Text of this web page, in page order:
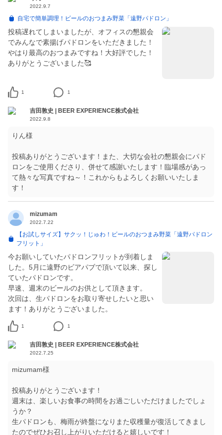
2022.9.7
自宅で簡単調理！ビールのおつまみ野菜「遠野パドロン」
投稿遅れてしまいましたが、オフィスの懇親会
でみんなで素揚げパドロンをいただきました！
やはり最高のおつまみですね！大好評でした！
ありがとうございました🥰
1 1
吉田敦史 | BEER EXPERIENCE株式会社
2022.9.8
りん様
投稿ありがとうございます！また、大切な会社の懇親会にパド
ロンをご使用くださり、併せて感謝いたします！臨場感があっ
て熱々な写真ですね～！これからもよろしくお願いいたしま
す！
mizumam
2022.7.22
【お試しサイズ】サクッ！じゅわ！ビールのおつまみ野菜「遠野パドロン
フリット」
今お願いしていたパドロンフリットが到着しま
した。5月に遠野のビアパブで頂いて以来、探し
ていたパドロンです。
早速、週末のビールのお供として頂きます。
次回は、生パドロンをお取り寄せしたいと思い
ます！ありがとうございました。
1 1
吉田敦史 | BEER EXPERIENCE株式会社
2022.7.25
mizumam様
投稿ありがとうございます！
週末は、楽しいお食事の時間をお過ごしいただけましたでしょ
うか？
生パドロンも、梅雨が終盤になりまた収穫量が復活してきまし
たのでぜひお召し上がりいただけると嬉しいです！